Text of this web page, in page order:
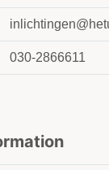
030-2866611